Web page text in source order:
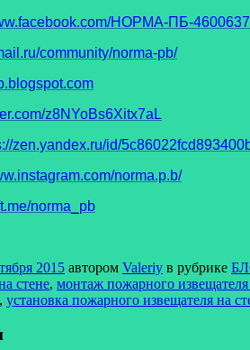
НОРМА-ПБ-
community/norma-pb/
z8NYoBs6Xitx7aL
zen.yandex.ru/id/
norma.p.b/
norma_pb
2015 автором Valeriy в рубрике
стене, монтаж пожарного извещателя
, установка пожарного извещателя на